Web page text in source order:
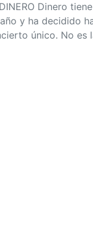
Dinero
y ha decidido
único. No es